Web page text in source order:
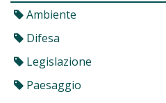
Ambiente
Difesa
Legislazione
Paesaggio